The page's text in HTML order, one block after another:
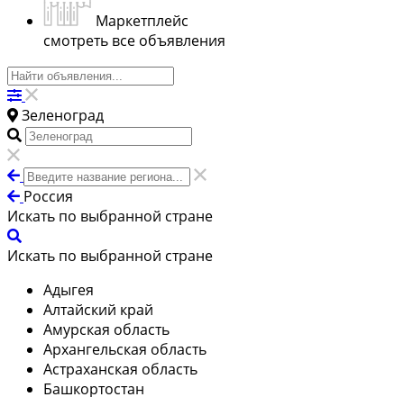
Маркетплейс
смотреть все объявления
Зеленоград
Россия
Искать по выбранной стране
Искать по выбранной стране
Адыгея
Алтайский край
Амурская область
Архангельская область
Астраханская область
Башкортостан